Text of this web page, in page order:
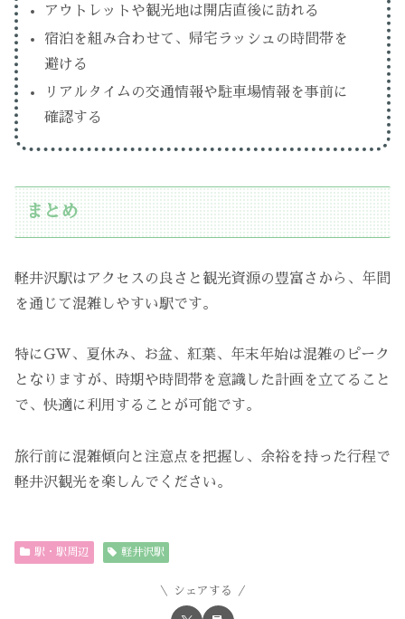
アウトレットや観光地は開店直後に訪れる
宿泊を組み合わせて、帰宅ラッシュの時間帯を
避ける
リアルタイムの交通情報や駐車場情報を事前に
確認する
まとめ
軽井沢駅はアクセスの良さと観光資源の豊富さから、年間
を通じて混雑しやすい駅です。
特にGW、夏休み、お盆、紅葉、年末年始は混雑のピーク
となりますが、時期や時間帯を意識した計画を立てること
で、快適に利用することが可能です。
旅行前に混雑傾向と注意点を把握し、余裕を持った行程で
軽井沢観光を楽しんでください。
駅・駅周辺 軽井沢駅
シェアする